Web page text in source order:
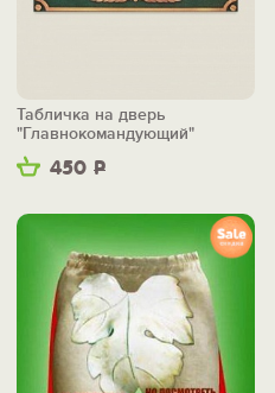
450 Р
Табличка на дверь
"Главнокомандующий"